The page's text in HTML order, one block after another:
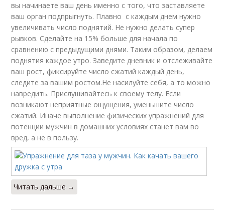
вы начинаете ваш день именно с того, что заставляете
ваш орган подпрыгнуть. Плавно с каждым днем нужно
увеличивать число поднятий. Не нужно делать супер
рывков. Сделайте на 15% больше для начала по
сравнению с предыдущими днями. Таким образом, делаем
поднятия каждое утро. Заведите дневник и отслеживайте
ваш рост, фиксируйте число сжатий каждый день,
следите за вашим ростом.Не насилуйте себя, а то можно
навредить. Прислушивайтесь к своему телу. Если
возникают неприятные ощущения, уменьшите число
сжатий. Иначе выполнение физических упражнений для
потенции мужчин в домашних условиях станет вам во
вред, а не в пользу.
Читать дальше →